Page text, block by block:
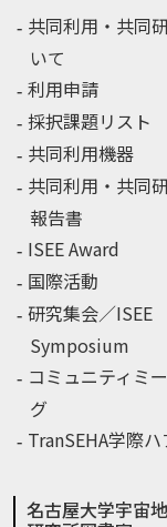
共同利用・共同
いて
利用申請
採択課題リスト
共同利用機器
共同利用・共同
報告書
ISEE Award
国際活動
研究集会／ISEE
Symposium
コミュニティミ
グ
TranSEHA学際ハ
名古屋大学宇宙